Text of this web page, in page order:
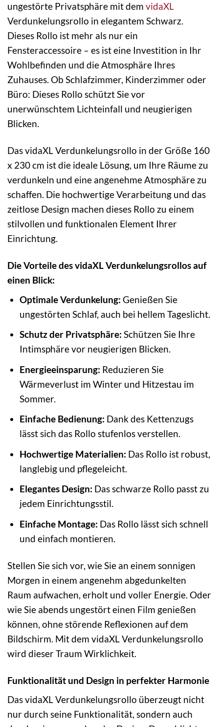
ungestörte Privatsphäre mit dem vidaXL
Verdunkelungsrollo in elegantem Schwarz.
Dieses Rollo ist mehr als nur ein
Fensteraccessoire – es ist eine Investition in Ihr
Wohlbefinden und die Atmosphäre Ihres
Zuhauses. Ob Schlafzimmer, Kinderzimmer oder
Büro: Dieses Rollo schützt Sie vor
unerwünschtem Lichteinfall und neugierigen
Blicken.
Das vidaXL Verdunkelungsrollo in der Größe 160
x 230 cm ist die ideale Lösung, um Ihre Räume zu
verdunkeln und eine angenehme Atmosphäre zu
schaffen. Die hochwertige Verarbeitung und das
zeitlose Design machen dieses Rollo zu einem
stilvollen und funktionalen Element Ihrer
Einrichtung.
Die Vorteile des vidaXL Verdunkelungsrollos auf
einen Blick:
Optimale Verdunkelung: Genießen Sie
ungestörten Schlaf, auch bei hellem Tageslicht.
Schutz der Privatsphäre: Schützen Sie Ihre
Intimsphäre vor neugierigen Blicken.
Energieeinsparung: Reduzieren Sie
Wärmeverlust im Winter und Hitzestau im
Sommer.
Einfache Bedienung: Dank des Kettenzugs
lässt sich das Rollo stufenlos verstellen.
Hochwertige Materialien: Das Rollo ist robust,
langlebig und pflegeleicht.
Elegantes Design: Das schwarze Rollo passt zu
jedem Einrichtungsstil.
Einfache Montage: Das Rollo lässt sich schnell
und einfach montieren.
Stellen Sie sich vor, wie Sie an einem sonnigen
Morgen in einem angenehm abgedunkelten
Raum aufwachen, erholt und voller Energie. Oder
wie Sie abends ungestört einen Film genießen
können, ohne störende Reflexionen auf dem
Bildschirm. Mit dem vidaXL Verdunkelungsrollo
wird dieser Traum Wirklichkeit.
Funktionalität und Design in perfekter Harmonie
Das vidaXL Verdunkelungsrollo überzeugt nicht
nur durch seine Funktionalität, sondern auch